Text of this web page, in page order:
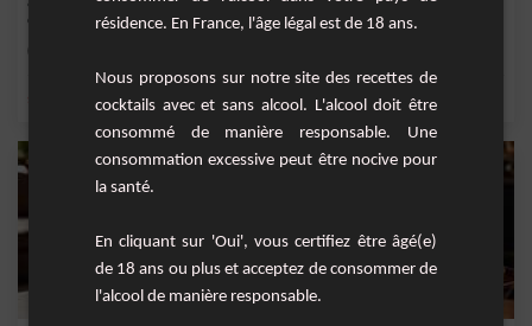
&nbsp;Un cocktail corsé à base de vieux rhum, orange, sirop de canne roux et
cannelle e...
sirop de canne ,sirop de canne, orange ,rhum vieux,cerise
résidence. En France, l'âge légal est de 18 ans.
Nous proposons sur notre site des recettes de
cocktails avec et sans alcool. L'alcool doit être
consommé de manière responsable. Une
consommation excessive peut être nocive pour
la santé.
En cliquant sur 'Oui', vous certifiez être âgé(e)
de 18 ans ou plus et acceptez de consommer de
l'alcool de manière responsable.